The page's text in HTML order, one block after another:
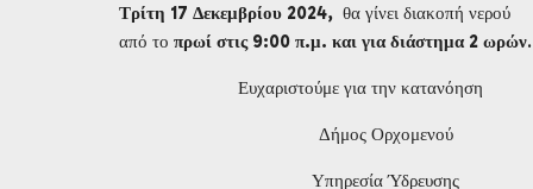
Τρίτη 17 Δεκεμβρίου 2024, θα γίνει διακοπή νερού
από το πρωί στις 9:00 π.μ. και για διάστημα 2 ωρών.
Ευχαριστούμε για την κατανόηση
Δήμος Ορχομενού
Υπηρεσία Ύδρευσης